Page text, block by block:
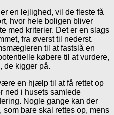
en lejlighed, vil de fleste få
hvor hele boligen bliver
med kriterier. Det er en slags
fra øverst til nederst.
til at fastslå en
købere til at vurdere,
de kigger på.
en hjælp til at få rettet op
ned i husets samlede
Nogle gange kan der
bare skal rettes op, mens